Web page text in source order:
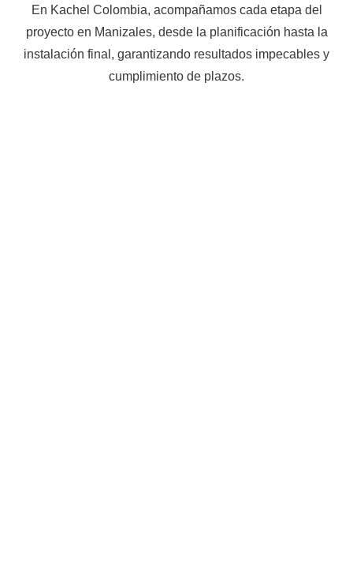
En Kachel Colombia, acompañamos cada etapa del
proyecto en Manizales, desde la planificación hasta la
instalación final, garantizando resultados impecables y
cumplimiento de plazos.